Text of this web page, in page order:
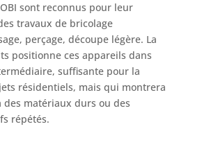
travail intensives.
sont reconnus pour leur
travaux de bricolage
perçage, découpe légère. La
positionne ces appareils dans
suffisante pour la
résidentiels, mais qui montrera
des matériaux durs ou des
répétés.